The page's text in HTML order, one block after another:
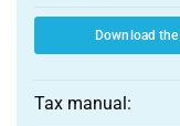
Download
Tax manual: